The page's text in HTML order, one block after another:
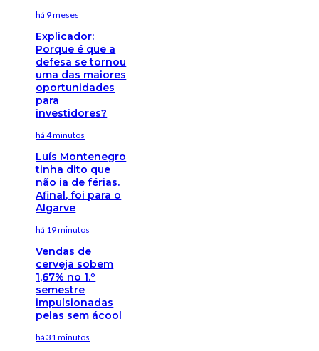
há 9 meses
Explicador:
Porque é que a
defesa se tornou
uma das maiores
oportunidades
para
investidores?
há 4 minutos
Luís Montenegro
tinha dito que
não ia de férias.
Afinal, foi para o
Algarve
há 19 minutos
Vendas de
cerveja sobem
1,67% no 1.º
semestre
impulsionadas
pelas sem ácool
há 31 minutos